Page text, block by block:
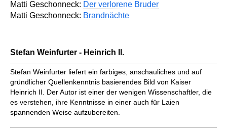
Matti Geschonneck: Der verlorene Bruder
Matti Geschonneck: Brandnächte
Stefan Weinfurter - Heinrich II.
Stefan Weinfurter liefert ein farbiges, anschauliches und auf
gründlicher Quellenkenntnis basierendes Bild von Kaiser
Heinrich II. Der Autor ist einer der wenigen Wissenschaftler, die
es verstehen, ihre Kenntnisse in einer auch für Laien
spannenden Weise aufzubereiten.